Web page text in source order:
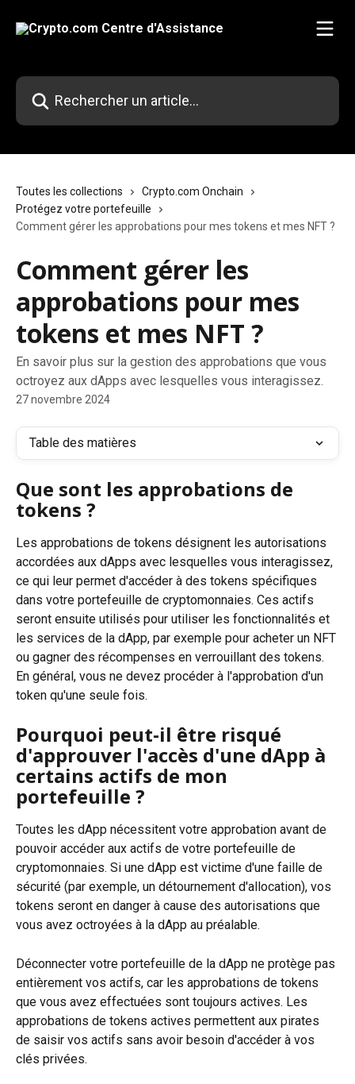
Rechercher un article...
Toutes les collections
Crypto.com Onchain
Protégez votre portefeuille
Comment gérer les approbations pour mes tokens et mes NFT ?
Comment gérer les
approbations pour mes
tokens et mes NFT ?
En savoir plus sur la gestion des approbations que vous
octroyez aux dApps avec lesquelles vous interagissez.
27 novembre 2024
Table des matières
Que sont les approbations de
tokens ?
Les approbations de tokens désignent les autorisations
accordées aux dApps avec lesquelles vous interagissez,
ce qui leur permet d'accéder à des tokens spécifiques
dans votre portefeuille de cryptomonnaies. Ces actifs
seront ensuite utilisés pour utiliser les fonctionnalités et
les services de la dApp, par exemple pour acheter un NFT
ou gagner des récompenses en verrouillant des tokens.
En général, vous ne devez procéder à l'approbation d'un
token qu'une seule fois.
Pourquoi peut-il être risqué
d'approuver l'accès d'une dApp à
certains actifs de mon
portefeuille ?
Toutes les dApp nécessitent votre approbation avant de
pouvoir accéder aux actifs de votre portefeuille de
cryptomonnaies. Si une dApp est victime d'une faille de
sécurité (par exemple, un détournement d'allocation), vos
tokens seront en danger à cause des autorisations que
vous avez octroyées à la dApp au préalable.
Déconnecter votre portefeuille de la dApp ne protège pas
entièrement vos actifs, car les approbations de tokens
que vous avez effectuées sont toujours actives. Les
approbations de tokens actives permettent aux pirates
de saisir vos actifs sans avoir besoin d'accéder à vos
clés privées.